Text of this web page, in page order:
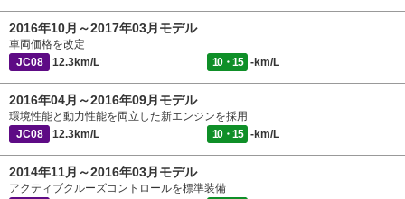
2016年10月～2017年03月モデル
車両価格を改定
JC08
12.3km/L 10・15 -km/L
2016年04月～2016年09月モデル
環境性能と動力性能を両立した新エンジンを採用
JC08
12.3km/L 10・15 -km/L
2014年11月～2016年03月モデル
アクティブクルーズコントロールを標準装備